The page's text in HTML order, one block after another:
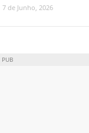
7 de Junho, 2026
PUB